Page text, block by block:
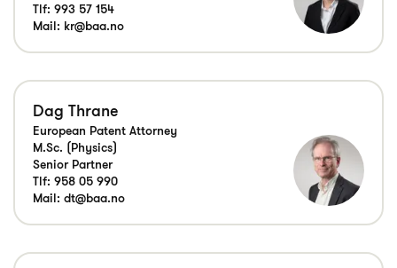
Tlf: 993 57 154
Mail: kr@baa.no
Dag Thrane
European Patent Attorney
M.Sc. (Physics)
Senior Partner
Tlf: 958 05 990
Mail: dt@baa.no